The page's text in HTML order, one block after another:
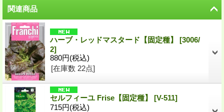
関連商品
ハーブ・レッドマスタード【固定種】 [3006/
2]
880円(税込)
[在庫数 22点]
セルフィーユ Frise【固定種】 [V-511]
715円(税込)